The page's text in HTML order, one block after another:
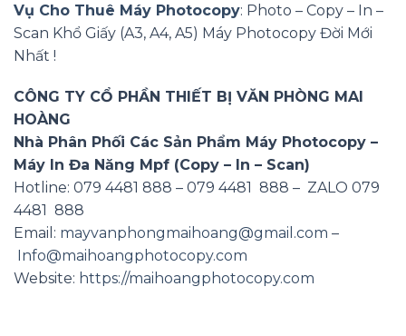
Vụ Cho Thuê Máy Photocopy: Photo – Copy – In –
Scan Khổ Giấy (A3, A4, A5) Máy Photocopy Đời Mới
Nhất !
CÔNG TY CỔ PHẦN THIẾT BỊ VĂN PHÒNG MAI
HOÀNG
Nhà Phân Phối Các Sản Phẩm Máy Photocopy –
Máy In Đa Năng Mpf (Copy – In – Scan)
Hotline: 079 4481 888 – 079 4481 888 – ZALO 079
4481 888
Email: mayvanphongmaihoang@gmail.com –
Info@maihoangphotocopy.com
Website: https://maihoangphotocopy.com